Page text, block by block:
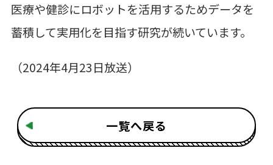
医療や健診にロボットを活用するためデータを
蓄積して実用化を目指す研究が続いています。
（2024年4月23日放送）
一覧へ戻る